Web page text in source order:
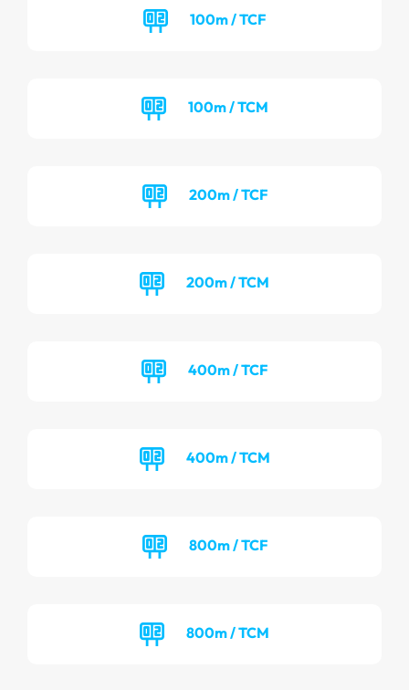
100m / TCF
100m / TCM
200m / TCF
200m / TCM
400m / TCF
400m / TCM
800m / TCF
800m / TCM